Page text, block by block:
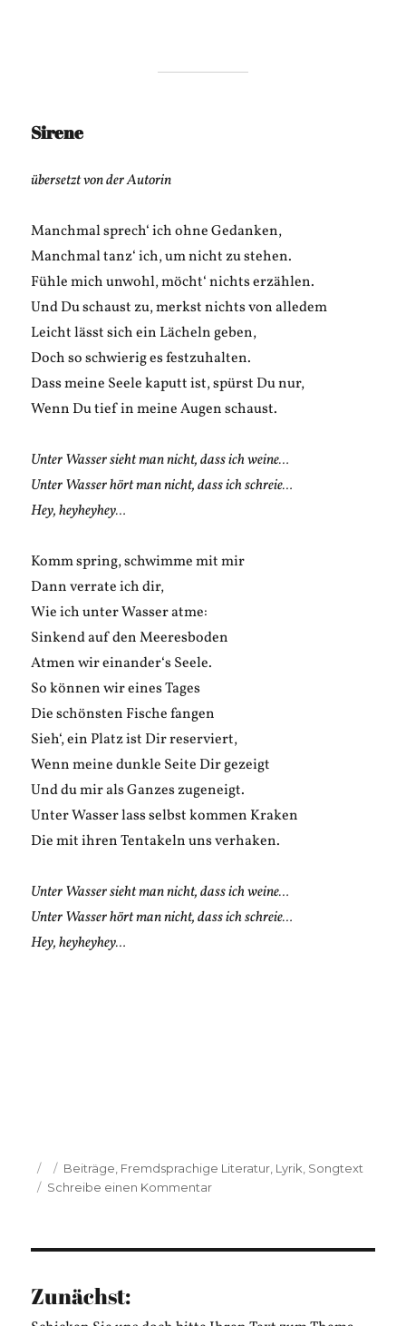
Sirene
übersetzt von der Autorin
Manchmal sprech‘ ich ohne Gedanken,
Manchmal tanz‘ ich, um nicht zu stehen.
Fühle mich unwohl, möcht‘ nichts erzählen.
Und Du schaust zu, merkst nichts von alledem
Leicht lässt sich ein Lächeln geben,
Doch so schwierig es festzuhalten.
Dass meine Seele kaputt ist, spürst Du nur,
Wenn Du tief in meine Augen schaust.
Unter Wasser sieht man nicht, dass ich weine…
Unter Wasser hört man nicht, dass ich schreie…
Hey, heyheyhey…
Komm spring, schwimme mit mir
Dann verrate ich dir,
Wie ich unter Wasser atme:
Sinkend auf den Meeresboden
Atmen wir einander‘s Seele.
So können wir eines Tages
Die schönsten Fische fangen
Sieh‘, ein Platz ist Dir reserviert,
Wenn meine dunkle Seite Dir gezeigt
Und du mir als Ganzes zugeneigt.
Unter Wasser lass selbst kommen Kraken
Die mit ihren Tentakeln uns verhaken.
Unter Wasser sieht man nicht, dass ich weine…
Unter Wasser hört man nicht, dass ich schreie…
Hey, heyheyhey…
Veröffentlicht
am
Kategorien
Beiträge Fremdsprachige Literatur Lyrik Songtext
Schreibe einen Kommentarzu
Zunächst: